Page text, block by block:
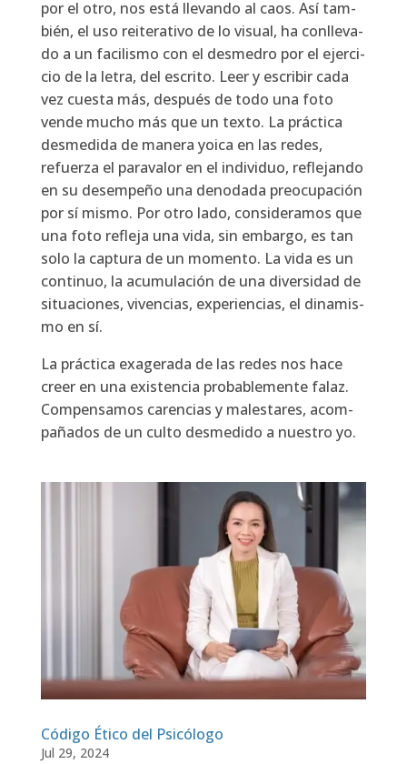
por el otro, nos está lle­van­do al caos. Así tam­
bién, el uso reite­ra­ti­vo de lo visual, ha con­lle­va­
do a un faci­lis­mo con el des­me­dro por el ejer­ci­
cio de la letra, del escri­to. Leer y escri­bir cada
vez cues­ta más, des­pués de todo una foto
ven­de mucho más que un tex­to. La prác­ti­ca
des­me­di­da de mane­ra yoi­ca en las redes,
refuer­za el para­va­lor en el indi­vi­duo, refle­jan­do
en su desem­pe­ño una deno­da­da preo­cu­pa­ción
por sí mis­mo. Por otro lado, con­si­de­ra­mos que
una foto refle­ja una vida, sin embar­go, es tan
solo la cap­tu­ra de un momen­to. La vida es un
con­ti­nuo, la acu­mu­la­ción de una diver­si­dad de
situa­cio­nes, viven­cias, expe­rien­cias, el dina­mis­
mo en sí.
La prác­ti­ca exa­ge­ra­da de las redes nos hace
creer en una exis­ten­cia pro­ba­ble­men­te falaz.
Com­pen­sa­mos caren­cias y males­ta­res, acom­
pa­ña­dos de un cul­to des­me­di­do a nues­tro yo.
Código Ético del Psicólogo
Jul 29, 2024